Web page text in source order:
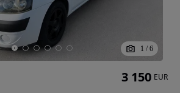
1 / 6
3 150 EUR